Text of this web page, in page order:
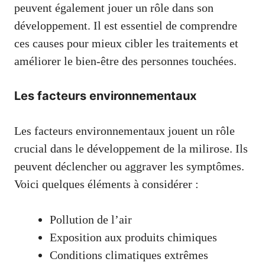
peuvent également jouer un rôle dans son
développement. Il est essentiel de comprendre
ces causes pour mieux cibler les traitements et
améliorer le bien-être des personnes touchées.
Les facteurs environnementaux
Les facteurs environnementaux jouent un rôle
crucial dans le développement de la milirose. Ils
peuvent déclencher ou aggraver les symptômes.
Voici quelques éléments à considérer :
Pollution de l’air
Exposition aux produits chimiques
Conditions climatiques extrêmes